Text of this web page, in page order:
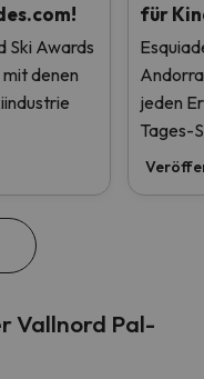
Ski Awards
denen
für
Andorra
jeden
Tages-
Vallnord Pal-